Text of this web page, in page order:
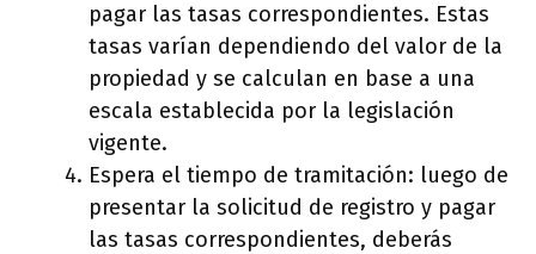
pagar las tasas correspondientes. Estas
tasas varían dependiendo del valor de la
propiedad y se calculan en base a una
escala establecida por la legislación
vigente.
Espera el tiempo de tramitación: luego de
presentar la solicitud de registro y pagar
las tasas correspondientes, deberás